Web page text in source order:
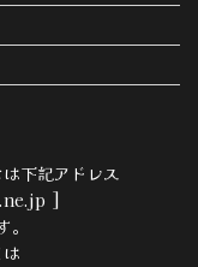
下記アドレス
]